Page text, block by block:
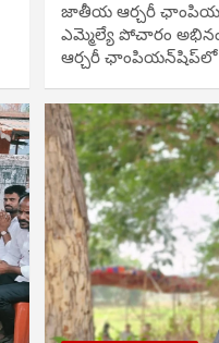
జాతీయ ఆర్చరీ
ఎమ్మెల్యే పోచారం
ఆర్చరీ ఛాంపియన్‌షిప్‌లో